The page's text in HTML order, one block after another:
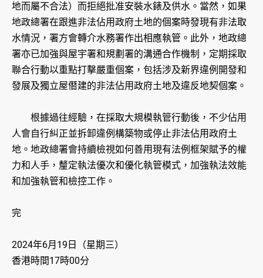
地而屬不合法）而拒絕批准安裝水錶及供水。當然，如果
地政總署在跟進非法佔用政府土地的個案時發現有非法取
水情況，署方會轉介水務署作出相應執管。此外，地政總
署亦已加強與屋宇署和規劃署的溝通合作機制，定期採取
聯合行動以重點打擊嚴重個案，包括涉及新界違例開發和
發展及獨立屋僭建的非法佔用政府土地及違反地契個案。
根據過往經驗，在採取大規模執管行動後，不少佔用
人會自行糾正並拆卸違例構築物或停止非法佔用政府土
地。地政總署會持續檢視如何善用現有法例框架賦予的權
力和人手，釐定執法優次和優化執管模式，加強執法效能
和加強執管和檢控工作。
完
2024年6月19日（星期三）
香港時間17時00分